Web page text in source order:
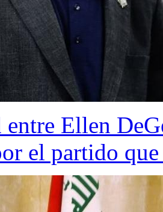
entre Ellen
el partido